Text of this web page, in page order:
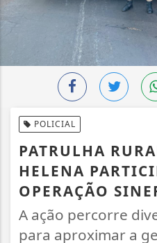
POLICIAL
PATRULHA
HELENA
OPERAÇÃO
A ação percorre
para aproximar a